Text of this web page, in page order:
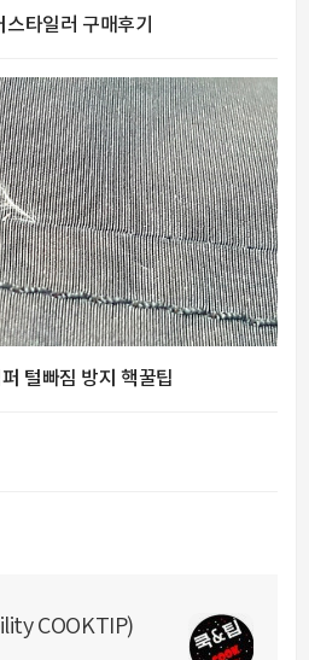
타일러 구매후기
털빠짐 방지 핵꿀팁
COOKTIP)